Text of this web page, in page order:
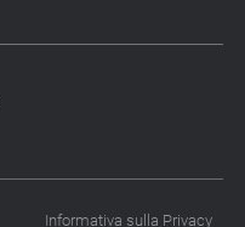
Informativa sulla Privacy